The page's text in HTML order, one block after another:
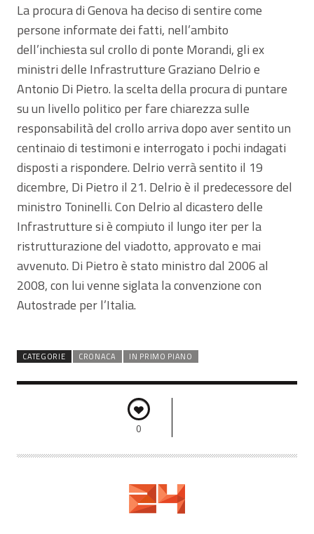
La procura di Genova ha deciso di sentire come
persone informate dei fatti, nell’ambito
dell’inchiesta sul crollo di ponte Morandi, gli ex
ministri delle Infrastrutture Graziano Delrio e
Antonio Di Pietro. la scelta della procura di puntare
su un livello politico per fare chiarezza sulle
responsabilità del crollo arriva dopo aver sentito un
centinaio di testimoni e interrogato i pochi indagati
disposti a rispondere. Delrio verrà sentito il 19
dicembre, Di Pietro il 21. Delrio è il predecessore del
ministro Toninelli. Con Delrio al dicastero delle
Infrastrutture si è compiuto il lungo iter per la
ristrutturazione del viadotto, approvato e mai
avvenuto. Di Pietro è stato ministro dal 2006 al
2008, con lui venne siglata la convenzione con
Autostrade per l’Italia.
CATEGORIE CRONACA IN PRIMO PIANO
0